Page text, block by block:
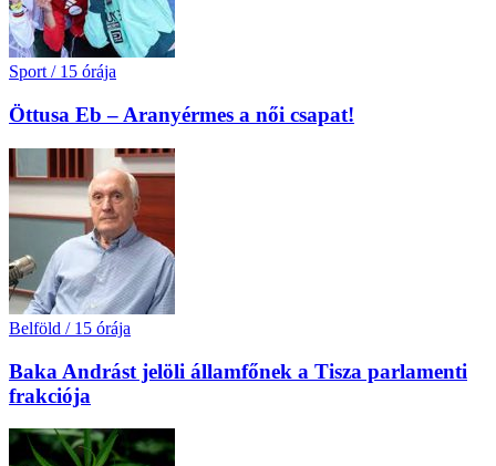
Sport / 15 órája
Öttusa Eb – Aranyérmes a női csapat!
Belföld / 15 órája
Baka Andrást jelöli államfőnek a Tisza parlamenti
frakciója